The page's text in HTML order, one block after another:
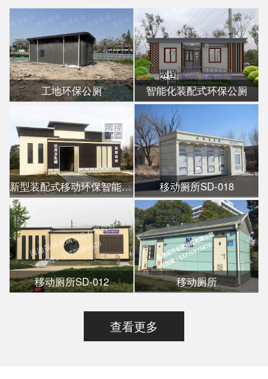
工地环保公厕 智能化装配式环保公厕
新型装配式移动环保智能公厕 移动厕所SD-018
移动厕所SD-012 移动厕所
查看更多